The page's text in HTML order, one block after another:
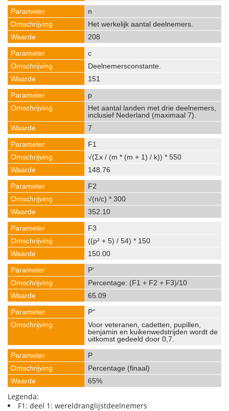
n
Het werkelijk aantal deelnemers.
208
c
Deelnemersconstante.
151
p
Het aantal landen met drie deelnemers,
inclusief Nederland (maximaal 7).
7
F1
√(Σx / (m * (m + 1) / k)) * 550
148.76
F2
√(n/c) * 300
352.10
F3
((p² + 5) / 54) * 150
150.00
P'
Percentage: (F1 + F2 + F3)/10
65.09
P''
Voor veteranen, cadetten, pupillen,
benjamin en kuikenwedstrijden wordt de
uitkomst gedeeld door 0,7.
P
Percentage (finaal)
65%
Legenda:
F1: deel 1: wereldranglijstdeelnemers